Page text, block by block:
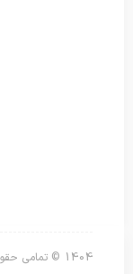
1404 © تمامی